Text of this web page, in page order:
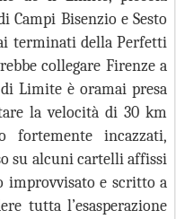
Campi Bisenzio e Sesto
terminati della Perfetti
collegare Firenze a
Limite è oramai presa
la velocità di 30 km
fortemente incazzati,
su alcuni cartelli affissi
improvvisato e scritto a
tutta l’esasperazione